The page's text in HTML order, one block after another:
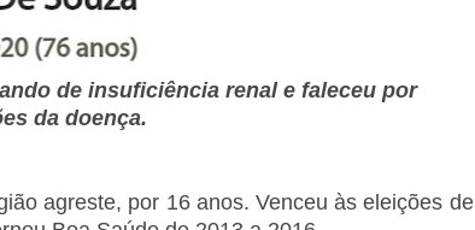
de insuficiência renal e faleceu por
da doença.
agreste, por 16 anos. Venceu às eleições de